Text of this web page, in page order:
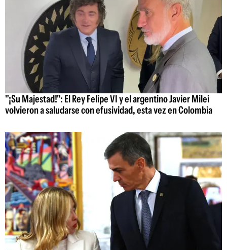
"¡Su Majestad!": El Rey Felipe VI y el argentino Javier Milei
volvieron a saludarse con efusividad, esta vez en Colombia